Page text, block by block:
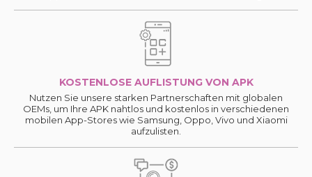
KOSTENLOSE AUFLISTUNG VON APK
Nutzen Sie unsere starken Partnerschaften mit globalen
OEMs, um Ihre APK nahtlos und kostenlos in verschiedenen
mobilen App-Stores wie Samsung, Oppo, Vivo und Xiaomi
aufzulisten.